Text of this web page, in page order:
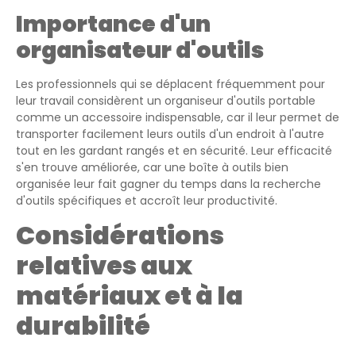
Importance d'un
organisateur d'outils
Les professionnels qui se déplacent fréquemment pour
leur travail considèrent un organiseur d'outils portable
comme un accessoire indispensable, car il leur permet de
transporter facilement leurs outils d'un endroit à l'autre
tout en les gardant rangés et en sécurité. Leur efficacité
s'en trouve améliorée, car une boîte à outils bien
organisée leur fait gagner du temps dans la recherche
d'outils spécifiques et accroît leur productivité.
Considérations
relatives aux
matériaux et à la
durabilité